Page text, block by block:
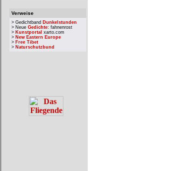
Verweise
> Gedichtband Dunkelstunden
> Neue Gedichte: fahnenrost
> Kunstportal xarto.com
> New Eastern Europe
> Free Tibet
> Naturschutzbund